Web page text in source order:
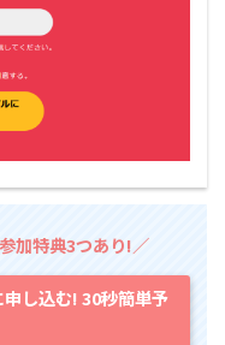
加特典3つあり!／
し込む! 30秒簡単予